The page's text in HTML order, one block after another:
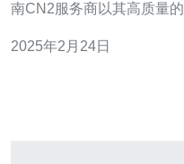
南CN2服务商以其高质量
能满足您的需求，提供稳定、高
2025年2月24日